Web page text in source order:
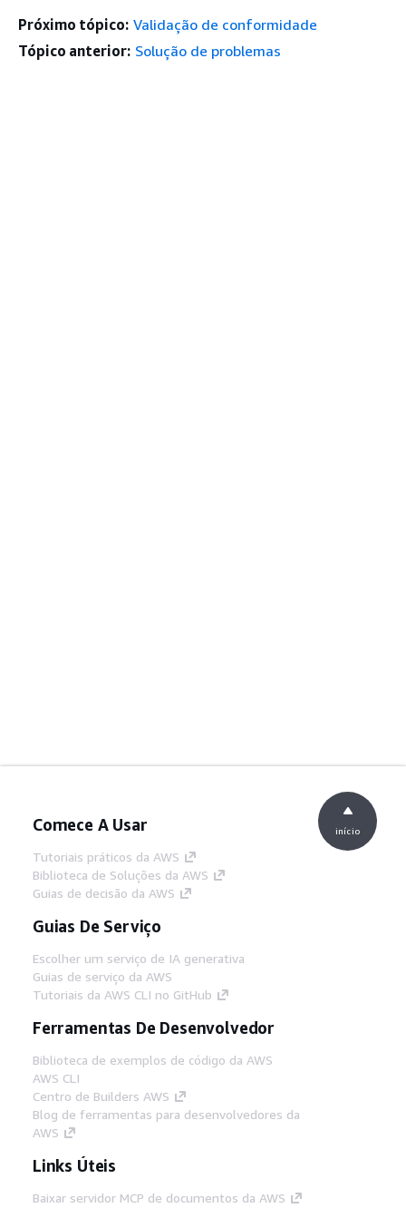
Próximo tópico: Validação de conformidade
Tópico anterior: Solução de problemas
Comece A Usar
Tutoriais práticos da AWS
Biblioteca de Soluções da AWS
Guias de decisão da AWS
Guias De Serviço
Escolher um serviço de IA generativa
Guias de serviço da AWS
Tutoriais da AWS CLI no GitHub
Ferramentas De Desenvolvedor
Biblioteca de exemplos de código da AWS
AWS CLI
Centro de Builders AWS
Blog de ferramentas para desenvolvedores da
AWS
Links Úteis
Baixar servidor MCP de documentos da AWS
início